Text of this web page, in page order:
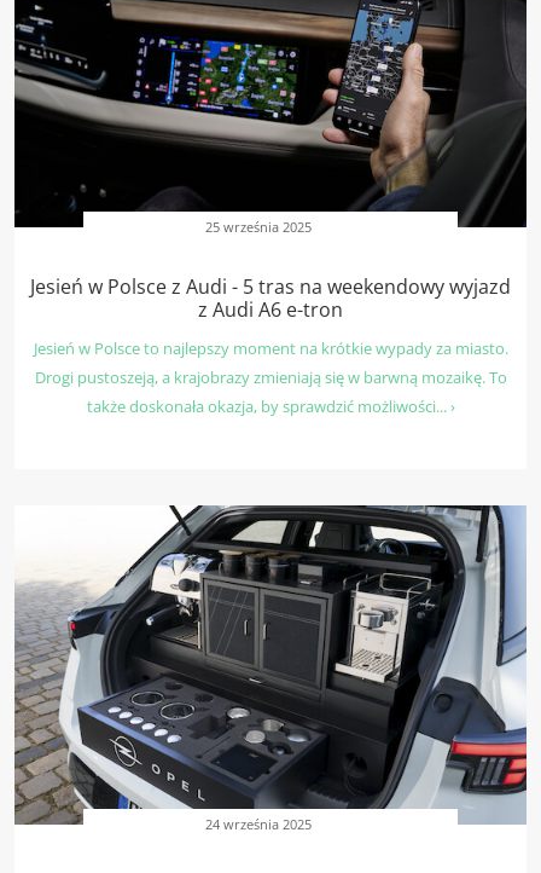
25 września 2025
Jesień w Polsce z Audi - 5 tras na weekendowy wyjazd
z Audi A6 e-tron
Jesień w Polsce to najlepszy moment na krótkie wypady za miasto.
Drogi pustoszeją, a krajobrazy zmieniają się w barwną mozaikę. To
także doskonała okazja, by sprawdzić możliwości... ›
24 września 2025